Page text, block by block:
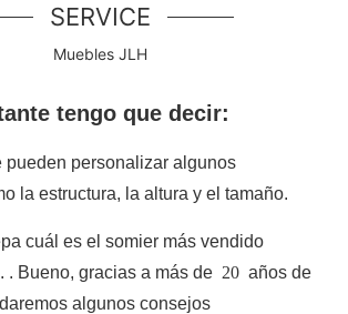
SERVICE
Muebles JLH
tengo que decir:
pueden personalizar algunos
la estructura, la altura y el tamaño.
cuál es el somier más vendido
. Bueno, gracias a más de 20 años de
algunos consejos